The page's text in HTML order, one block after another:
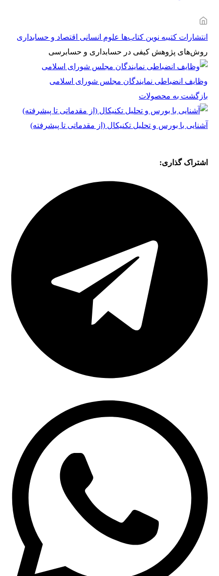
انتشارات کتیبه نوین کتاب‌ها علوم انسانی اقتصاد و حسابداری
روش‌های پژوهش کیفی در حسابداری و حسابرسی
وظایف انضباطی نمایندگان مجلس شورای اسلامی
بازگشت به محصولات
آشنایی با بورس و تحلیل تکنیکال (از مقدماتی تا پیشرفته)
اشتراک گذاری: